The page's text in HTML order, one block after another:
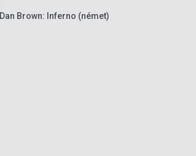
Dan Brown: Inferno (német)